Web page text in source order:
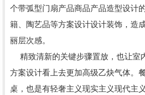
个带弧型门扇产品商品产品造型设计
籍、陶艺品等方案设计设计装饰，造
丽层次感。
精致清新的关键步骤置放，也让室
方案设计看上去更加高级乙炔气体。
桌，也是有轻奢主义现实主义现代主